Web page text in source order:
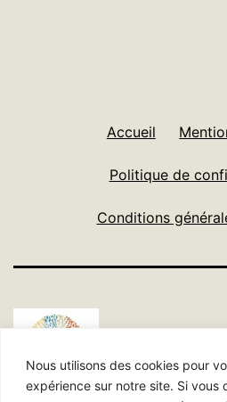
Nous utilisons des cookies pour
expérience sur notre site. Si vous
Accueil
Politique de
Conditions